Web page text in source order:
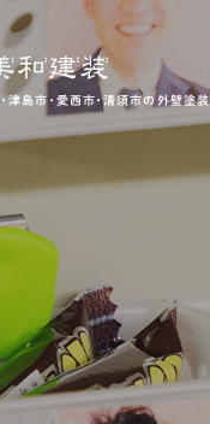
津島市・愛西市・清須市の外壁塗装